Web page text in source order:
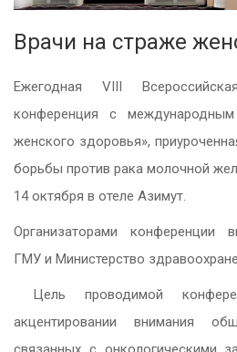
Врачи на страже
Ежегодная VIII
конференция с
женского здоровья»,
борьбы против рака молочной
14 октября в отеле Азимут.
Организаторами конференции
ГМУ и Министерство
Цель проводимой
акцентировании внимания